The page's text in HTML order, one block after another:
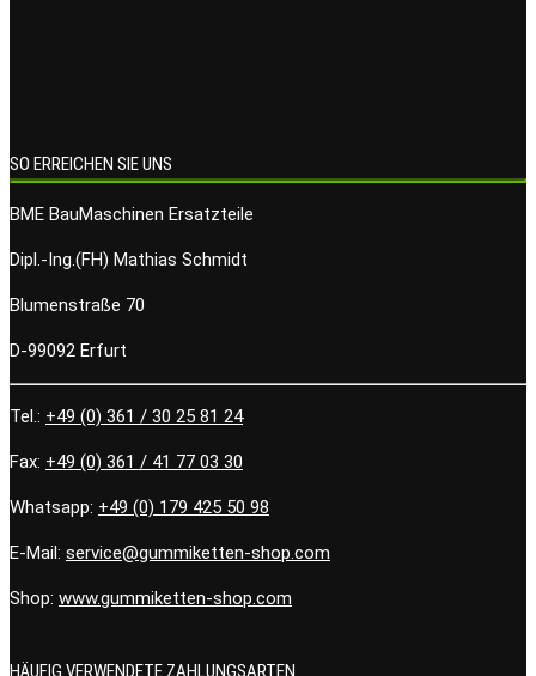
SO ERREICHEN SIE UNS
BME BauMaschinen Ersatzteile
Dipl.-Ing.(FH) Mathias Schmidt
Blumenstraße 70
D-99092 Erfurt
Tel.: +49 (0) 361 / 30 25 81 24
Fax: +49 (0) 361 / 41 77 03 30
Whatsapp: +49 (0) 179 425 50 98
E-Mail: service@gummiketten-shop.com
Shop: www.gummiketten-shop.com
HÄUFIG VERWENDETE ZAHLUNGSARTEN